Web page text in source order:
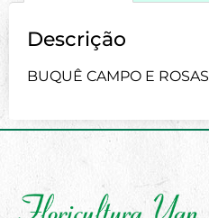
Descrição
BUQUÊ CAMPO E ROSAS